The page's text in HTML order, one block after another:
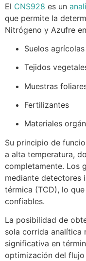
El CNS928 es un
que permite la
Nitrógeno y Azufre
Suelos agrícolas
Tejidos
Muestras
Fertilizantes
Materiales
Su principio de
a alta temperatura,
completamente. Los
mediante detectores
térmica (TCD), lo
confiables.
La posibilidad de
sola corrida analítica
significativa en
optimización del